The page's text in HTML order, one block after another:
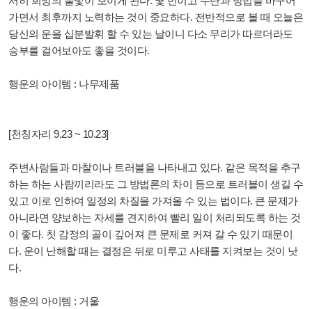
가면서 최후까지 노력하는 것이 중요하다. 전반적으로 볼 때 오늘은
당신의 운을 십분발휘 할 수 있는 날이니 다소 무리가 따르더라도
승부를 걸어보아도 좋을 것이다.
행운의 아이템 : 나무제품
[천칭자리 9.23 ~ 10.23]
주변사람들과 마찰이나 트러블을 나타내고 있다. 같은 목적을 추구
하는 하는 사람끼리라도 그 방법론의 차이 등으로 트러블이 생길 수
있고 이로 인하여 일정의 차질을 가져올 수 있는 법이다. 큰 문제가
아니라면 양보하는 자세를 견지하여 빨리 일이 처리되도록 하는 것
이 좋다. 칫 감정의 골이 깊어져 큰 문제로 커져 갈 수 있기 때문이
다. 운이 난해할 때는 결정은 뒤로 미루고 사태를 지켜보는 것이 낫
다.
행운의 아이템 : 거울